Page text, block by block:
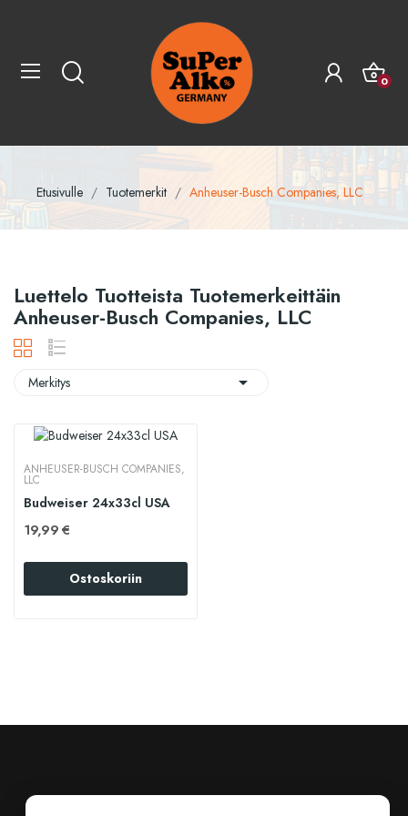
0
Etusivulle Tuotemerkit Anheuser-Busch Companies, LLC
Luettelo Tuotteista Tuotemerkeittäin
Anheuser-Busch Companies, LLC
Merkitys 
ANHEUSER-BUSCH COMPANIES,
LLC
Budweiser 24x33cl USA
19,99 €
Ostoskoriin